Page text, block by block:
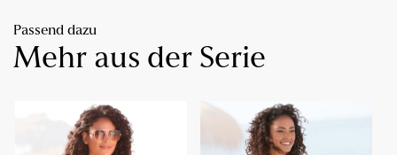
Passend dazu
Mehr aus der Serie